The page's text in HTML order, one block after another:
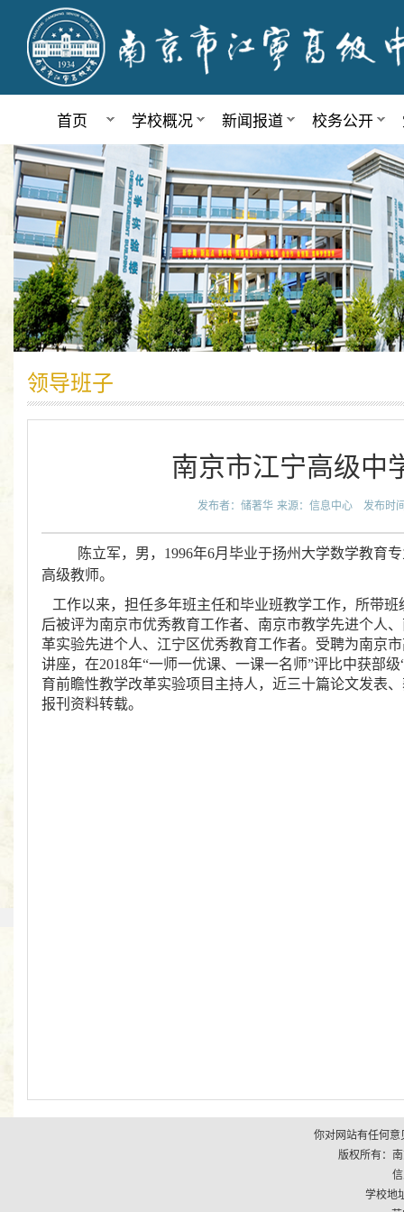
首页 学校概况 新闻报道 校务公开
领导班子
南京市江宁高级中
发布者：储著华 来源：信息中心 发布时
陈立军，男，1996年6月毕业于扬州大学数学教育
高级教师。
工作以来，担任多年班主任和毕业班教学工作，所带
后被评为南京市优秀教育工作者、南京市教学先进个人
革实验先进个人、江宁区优秀教育工作者。受聘为南京
讲座，在2018年“一师一优课、一课一名师”评比中获部
育前瞻性教学改革实验项目主持人，近三十篇论文发表
报刊资料转载。
你对网站有任何
版权所有：
学校地